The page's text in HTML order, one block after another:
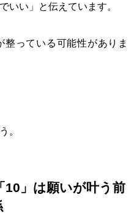
いい」と伝えています。
っている可能性がありま
。
」は願いが叶う前